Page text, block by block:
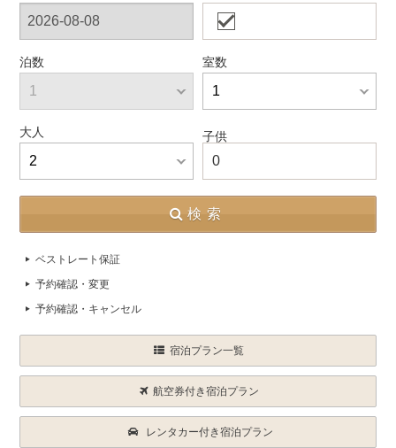
泊数 室数
大人 子供
0
検索
ベストレート保証
予約確認・変更
予約確認・キャンセル
宿泊プラン一覧
航空券付き宿泊プラン
レンタカー付き宿泊プラン